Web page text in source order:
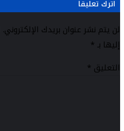
اترك تعليقاً
لن يتم نشر عنوان بريدك الإلكتروني.
إليها بـ*
التعليق *